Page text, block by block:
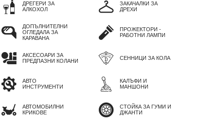
ДРЕГЕРИ ЗА
АЛКОХОЛ
ДОПЪЛНИТЕЛНИ
ОГЛЕДАЛА ЗА
КАРАВАНА
АКСЕСОАРИ ЗА
ПРЕДПАЗНИ КОЛАНИ
АВТО
ИНСТРУМЕНТИ
АВТОМОБИЛНИ
КРИКОВЕ
ЗАКАЧАЛКИ ЗА
ДРЕХИ
ПРОЖЕКТОРИ -
РАБОТНИ ЛАМПИ
СЕННИЦИ ЗА КОЛА
КАЛЪФИ И
МАНШОНИ
СТОЙКА ЗА ГУМИ И
ДЖАНТИ